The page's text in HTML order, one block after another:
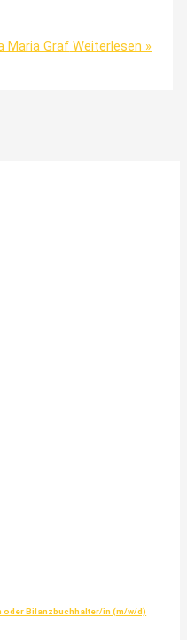
Maria Graf Weiterlesen »
oder Bilanzbuchhalter/in (m/w/d)